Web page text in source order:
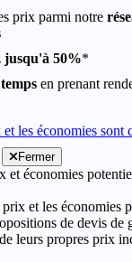
prix parmi notre
jusqu'à 50%*
en prenant
les économies sont
Fermer
et économies
et les économies
de devis de
leurs propres prix